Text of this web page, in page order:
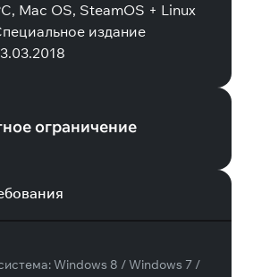
Mac OS, SteamOS + Linux
издание
ограничение
Windows 8 / Windows 7 /